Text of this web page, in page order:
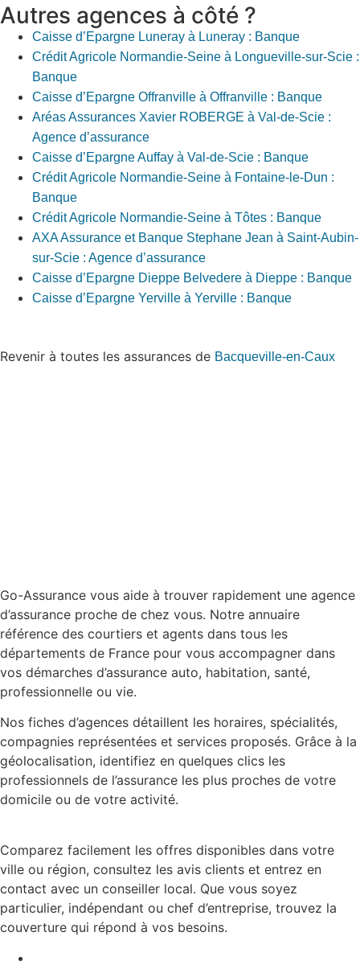
Autres agences à côté ?
Caisse d’Epargne Luneray à Luneray : Banque
Crédit Agricole Normandie-Seine à Longueville-sur-Scie :
Banque
Caisse d’Epargne Offranville à Offranville : Banque
Aréas Assurances Xavier ROBERGE à Val-de-Scie :
Agence d’assurance
Caisse d’Epargne Auffay à Val-de-Scie : Banque
Crédit Agricole Normandie-Seine à Fontaine-le-Dun :
Banque
Crédit Agricole Normandie-Seine à Tôtes : Banque
AXA Assurance et Banque Stephane Jean à Saint-Aubin-
sur-Scie : Agence d’assurance
Caisse d’Epargne Dieppe Belvedere à Dieppe : Banque
Caisse d’Epargne Yerville à Yerville : Banque
Revenir à toutes les assurances de Bacqueville-en-Caux
Go-Assurance vous aide à trouver rapidement une agence
d’assurance proche de chez vous. Notre annuaire
référence des courtiers et agents dans tous les
départements de France pour vous accompagner dans
vos démarches d’assurance auto, habitation, santé,
professionnelle ou vie.
Nos fiches d’agences détaillent les horaires, spécialités,
compagnies représentées et services proposés. Grâce à la
géolocalisation, identifiez en quelques clics les
professionnels de l’assurance les plus proches de votre
domicile ou de votre activité.
Comparez facilement les offres disponibles dans votre
ville ou région, consultez les avis clients et entrez en
contact avec un conseiller local. Que vous soyez
particulier, indépendant ou chef d’entreprise, trouvez la
couverture qui répond à vos besoins.